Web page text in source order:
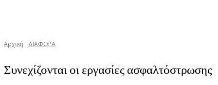
Αρχική ΔΙΑΦΟΡΑ
Συνεχίζονται οι εργασίες ασφαλτόστρωσης